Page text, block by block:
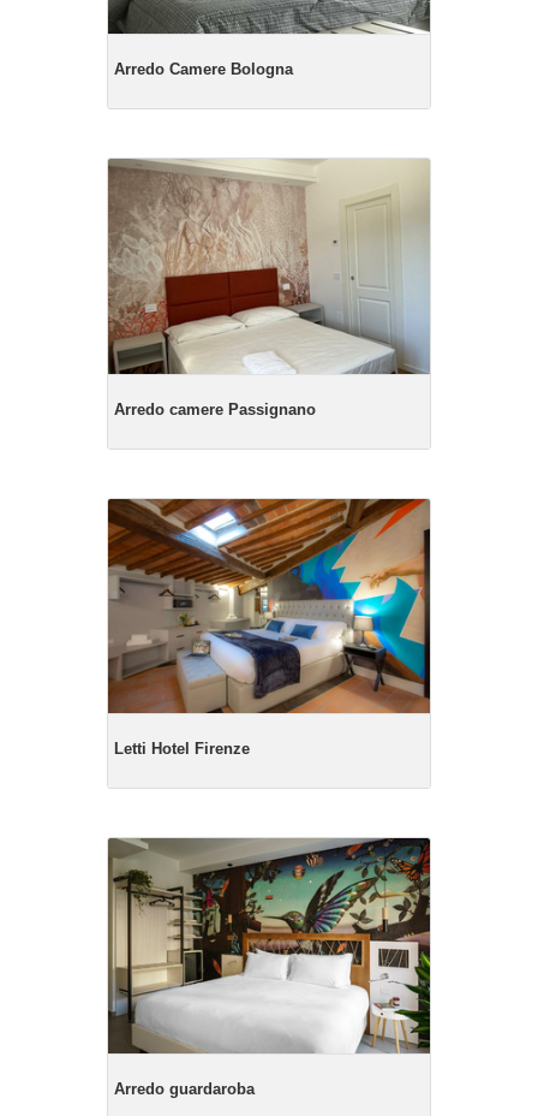
Arredo Camere Bologna
Arredo camere Passignano
Letti Hotel Firenze
Arredo guardaroba